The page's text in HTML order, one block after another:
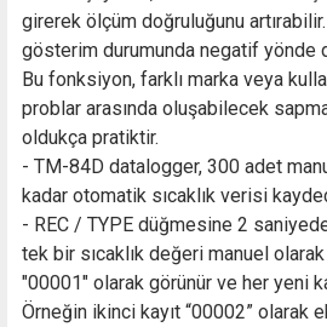
girerek ölçüm doğruluğunu
gösterim durumunda negatif yönde
Bu fonksiyon, farklı marka veya
problar arasında oluşabilecek
oldukça pratiktir.
- TM-84D datalogger, 300 adet
kadar otomatik sıcaklık verisi
- REC / TYPE düğmesine 2
tek bir sıcaklık değeri manuel
"00001" olarak görünür ve her yeni
Örneğin ikinci kayıt “00002” olarak